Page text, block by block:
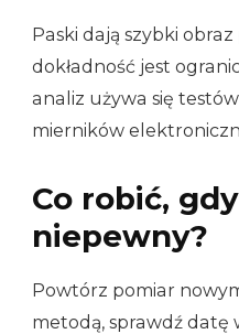
Paski dają szybki
dokładność jest
analiz używa się
mierników
Co robić,
niepewny?
Powtórz pomiar
metodą, sprawdź datę